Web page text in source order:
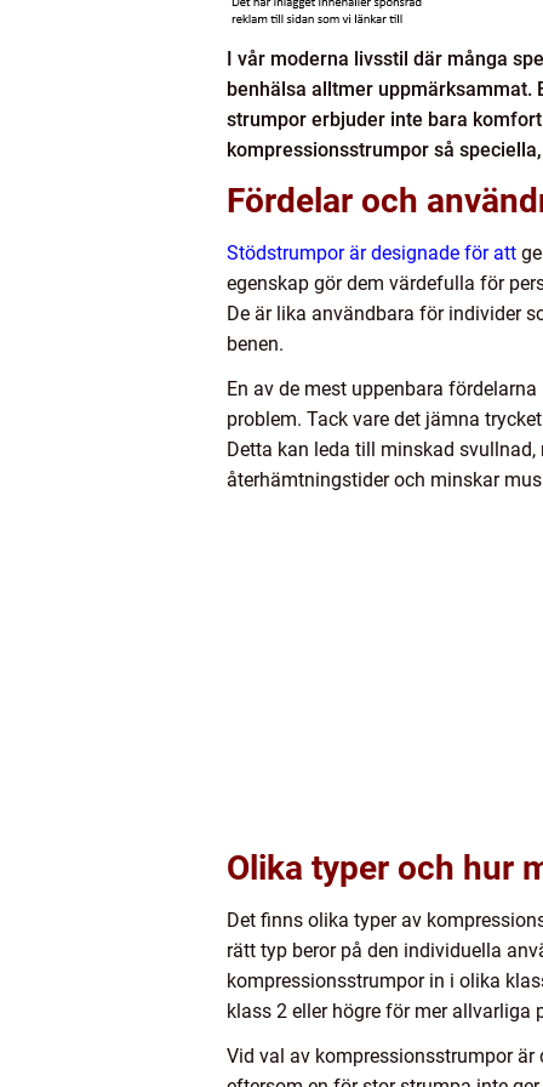
I vår moderna livsstil där många
benhälsa alltmer uppmärksammat.
strumpor erbjuder inte bara
kompressionsstrumpor så
Fördelar och
Stödstrumpor är designade för att
egenskap gör dem värdefulla för
De är lika användbara för individer
benen.
En av de mest uppenbara
problem. Tack vare det jämna
Detta kan leda till minskad
återhämtningstider och minskar
Olika typer och hur
Det finns olika typer av
rätt typ beror på den individuella
kompressionsstrumpor in i olika
klass 2 eller högre för mer allvarliga
Vid val av kompressionsstrumpor